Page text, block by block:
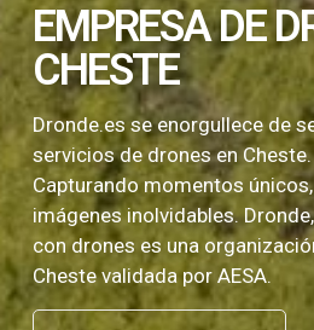
EMPRESA DE
CHESTE
Dronde.es se enorgullece de
servicios de drones en
Capturando momentos
imágenes inolvidables.
con drones es una
Cheste validada por AESA.